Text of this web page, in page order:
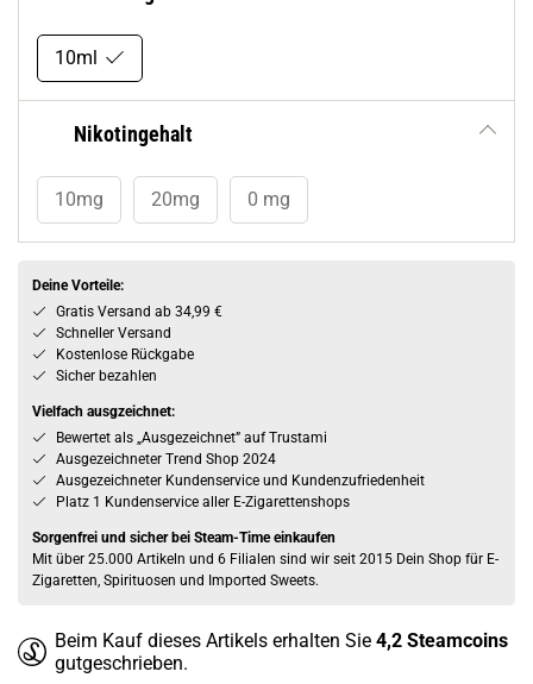
10ml
Nikotingehalt
10mg 20mg 0 mg
Deine Vorteile:
Gratis Versand ab 34,99 €
Schneller Versand
Kostenlose Rückgabe
Sicher bezahlen
Vielfach ausgzeichnet:
Bewertet als „Ausgezeichnet” auf Trustami
Ausgezeichneter Trend Shop 2024
Ausgezeichneter Kundenservice und Kundenzufriedenheit
Platz 1 Kundenservice aller E-Zigarettenshops
Sorgenfrei und sicher bei Steam-Time einkaufen
Mit über 25.000 Artikeln und 6 Filialen sind wir seit 2015 Dein Shop für E-
Zigaretten, Spirituosen und Imported Sweets.
Beim Kauf dieses Artikels erhalten Sie 4,2 Steamcoins
gutgeschrieben.